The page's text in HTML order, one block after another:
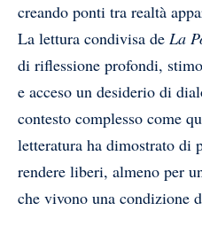
creando ponti tra realtà
La lettura condivisa de La
di riflessione profondi,
e acceso un desiderio di
contesto complesso come
letteratura ha dimostrato di
rendere liberi, almeno per
che vivono una condizione